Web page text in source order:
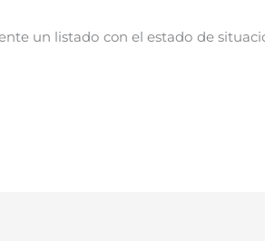
un listado con el estado de